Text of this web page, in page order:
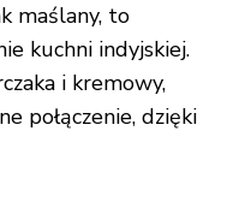
maślany, to
kuchni indyjskiej.
i kremowy,
połączenie, dzięki